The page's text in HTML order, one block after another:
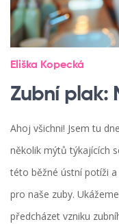
Eliška Kopecká
Zubní plak:
Ahoj všichni! Jsem tu
několik mýtů týkajících
této běžné ústní potíži
pro naše zuby.
předcházet vzniku